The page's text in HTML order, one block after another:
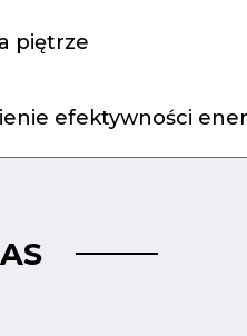
piętrze
efektywności